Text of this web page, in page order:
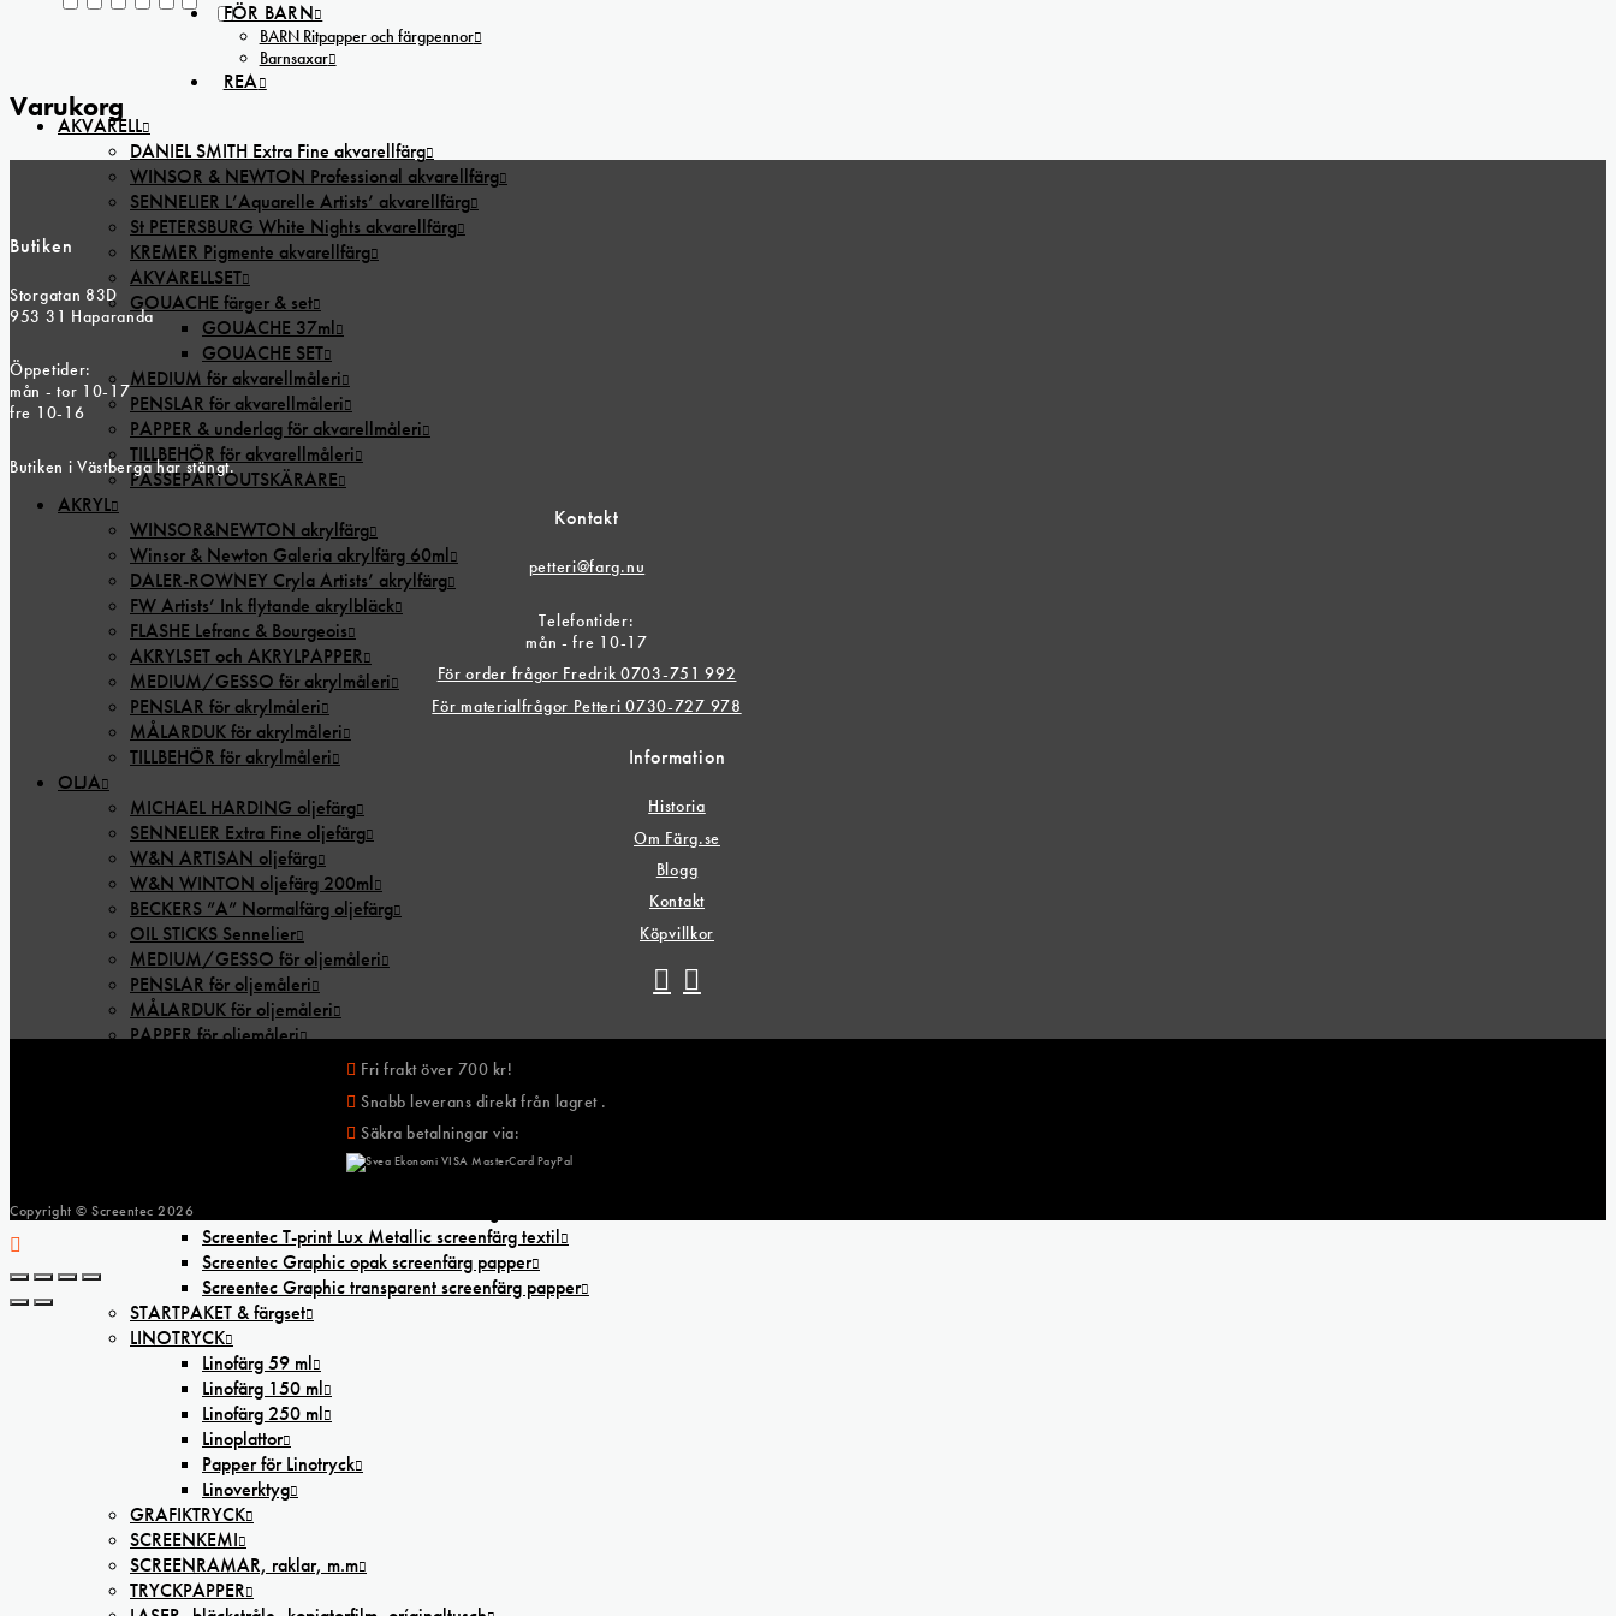
FÖR BARN
BARN Ritpapper och färgpennor
Barnsaxar
REA
AKVARELL
DANIEL SMITH Extra Fine akvarellfärg
WINSOR & NEWTON Professional akvarellfärg
SENNELIER L’Aquarelle Artists’ akvarellfärg
St PETERSBURG White Nights akvarellfärg
KREMER Pigmente akvarellfärg
AKVARELLSET
GOUACHE färger & set
GOUACHE 37ml
GOUACHE SET
MEDIUM för akvarellmåleri
PENSLAR för akvarellmåleri
PAPPER & underlag för akvarellmåleri
TILLBEHÖR för akvarellmåleri
PASSEPARTOUTSKÄRARE
AKRYL
WINSOR&NEWTON akrylfärg
Winsor & Newton Galeria akrylfärg 60ml
DALER-ROWNEY Cryla Artists’ akrylfärg
FW Artists’ Ink flytande akrylbläck
FLASHE Lefranc & Bourgeois
AKRYLSET och AKRYLPAPPER
MEDIUM/GESSO för akrylmåleri
PENSLAR för akrylmåleri
MÅLARDUK för akrylmåleri
TILLBEHÖR för akrylmåleri
OLJA
MICHAEL HARDING oljefärg
SENNELIER Extra Fine oljefärg
W&N ARTISAN oljefärg
W&N WINTON oljefärg 200ml
BECKERS ”A” Normalfärg oljefärg
OIL STICKS Sennelier
MEDIUM/GESSO för oljemåleri
PENSLAR för oljemåleri
MÅLARDUK för oljemåleri
PAPPER för oljemåleri
Screentec T-print Lux Metallic screenfärg textil
Screentec Graphic opak screenfärg papper
Screentec Graphic transparent screenfärg papper
STARTPAKET & färgset
LINOTRYCK
Linofärg 59 ml
Linofärg 150 ml
Linofärg 250 ml
Linoplattor
Papper för Linotryck
Linoverktyg
GRAFIKTRYCK
SCREENKEMI
SCREENRAMAR, raklar, m.m
TRYCKPAPPER
Varukorg
Butiken
Storgatan 83D
953 31 Haparanda
Öppetider:
mån - tor 10-17
fre 10-16
Butiken i Västberga har stängt.
Kontakt
petteri@farg.nu
Telefontider:
mån - fre 10-17
För order frågor Fredrik 0703-751 992
För materialfrågor Petteri 0730-727 978
Information
Historia
Om Färg.se
Blogg
Kontakt
Köpvillkor
Fri frakt över 700 kr!
Snabb leverans direkt från lagret .
Säkra betalningar via:
Copyright © Screentec 2026